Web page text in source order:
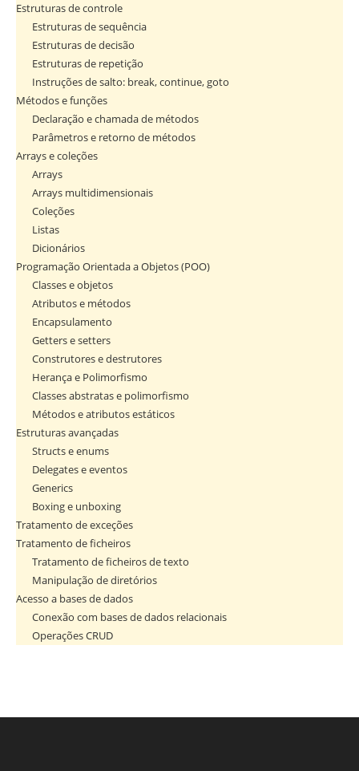
Estruturas de controle
Estruturas de sequência
Estruturas de decisão
Estruturas de repetição
Instruções de salto: break, continue, goto
Métodos e funções
Declaração e chamada de métodos
Parâmetros e retorno de métodos
Arrays e coleções
Arrays
Arrays multidimensionais
Coleções
Listas
Dicionários
Programação Orientada a Objetos (POO)
Classes e objetos
Atributos e métodos
Encapsulamento
Getters e setters
Construtores e destrutores
Herança e Polimorfismo
Classes abstratas e polimorfismo
Métodos e atributos estáticos
Estruturas avançadas
Structs e enums
Delegates e eventos
Generics
Boxing e unboxing
Tratamento de exceções
Tratamento de ficheiros
Tratamento de ficheiros de texto
Manipulação de diretórios
Acesso a bases de dados
Conexão com bases de dados relacionais
Operações CRUD